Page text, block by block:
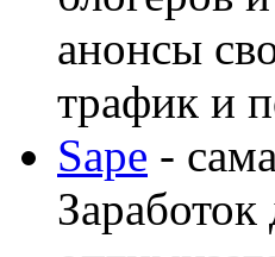
анонсы
трафик и
Sape -